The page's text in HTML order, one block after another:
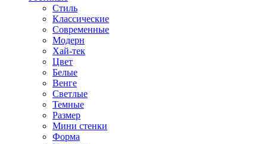
Стиль
Классические
Современные
Модерн
Хай-тек
Цвет
Белые
Венге
Светлые
Темные
Размер
Мини стенки
Форма